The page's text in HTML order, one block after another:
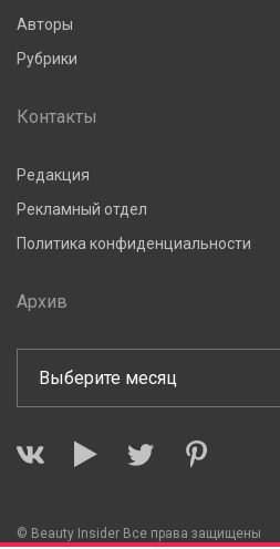
Авторы
Рубрики
Контакты
Редакция
Рекламный отдел
Политика конфиденциальности
Архив
© Beauty Insider Все права защищены